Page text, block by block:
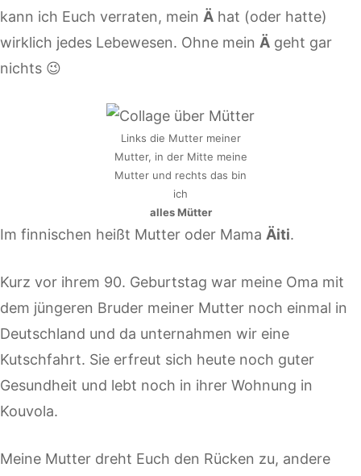
kann ich Euch verraten, mein Ä hat (oder hatte)
wirklich jedes Lebewesen. Ohne mein Ä geht gar
nichts 😉
Links die Mutter meiner
Mutter, in der Mitte meine
Mutter und rechts das bin
ich
alles Mütter
Im finnischen heißt Mutter oder Mama Äiti.
Kurz vor ihrem 90. Geburtstag war meine Oma mit
dem jüngeren Bruder meiner Mutter noch einmal in
Deutschland und da unternahmen wir eine
Kutschfahrt. Sie erfreut sich heute noch guter
Gesundheit und lebt noch in ihrer Wohnung in
Kouvola.
Meine Mutter dreht Euch den Rücken zu, andere